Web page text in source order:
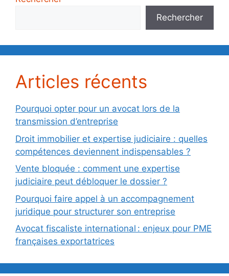
Rechercher
Articles récents
Pourquoi opter pour un avocat lors de la
transmission d’entreprise
Droit immobilier et expertise judiciaire : quelles
compétences deviennent indispensables ?
Vente bloquée : comment une expertise
judiciaire peut débloquer le dossier ?
Pourquoi faire appel à un accompagnement
juridique pour structurer son entreprise
Avocat fiscaliste international : enjeux pour PME
françaises exportatrices